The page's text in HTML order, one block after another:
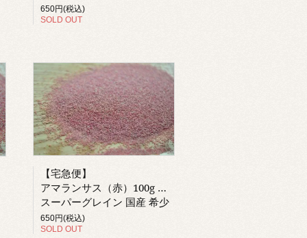
650円(税込)
SOLD OUT
【宅急便】
アマランサス（赤）100g 岩手県産
スーパーグレイン 国産 希少
650円(税込)
SOLD OUT